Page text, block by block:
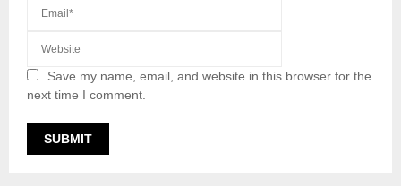
Save my name, email, and website in this browser for the
next time I comment.